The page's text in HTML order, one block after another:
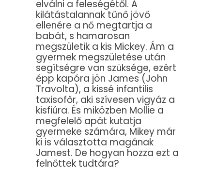
elválni a feleségétől. A
kilátástalannak tűnő jövő
ellenére a nő megtartja a
babát, s hamarosan
megszületik a kis Mickey. Ám a
gyermek megszületése után
segítségre van szüksége, ezért
épp kapóra jön James (John
Travolta), a kissé infantilis
taxisofőr, aki szívesen vigyáz a
kisfiúra. És miközben Mollie a
megfelelő apát kutatja
gyermeke számára, Mikey már
ki is választotta magának
Jamest. De hogyan hozza ezt a
felnőttek tudtára?